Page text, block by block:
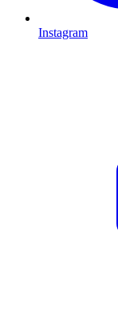
Instagram